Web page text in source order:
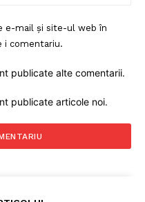
e-mail și site-ul web în
i comentariu.
publicate alte comentarii.
publicate articole noi.